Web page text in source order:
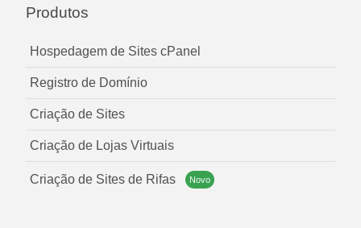
Produtos
Hospedagem de Sites cPanel
Registro de Domínio
Criação de Sites
Criação de Lojas Virtuais
Criação de Sites de Rifas Novo